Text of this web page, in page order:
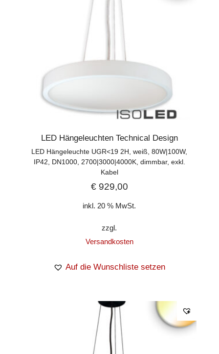
LED Hängeleuchten Technical Design
LED Hängeleuchte UGR<19 2H, weiß, 80W|100W,
IP42, DN1000, 2700|3000|4000K, dimmbar, exkl.
Kabel
€929,00
inkl. 20 % MwSt.
zzgl.
Versandkosten
Auf die Wunschliste setzen